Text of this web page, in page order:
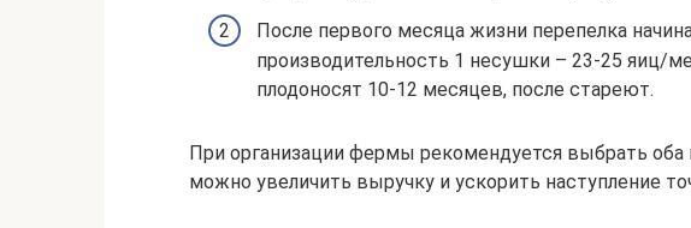
После первого месяца жизни перепелка
производительность 1 несушки – 23-25 яиц/
плодоносят 10-12 месяцев, после стареют.
При организации фермы рекомендуется выбрать оба
можно увеличить выручку и ускорить наступление